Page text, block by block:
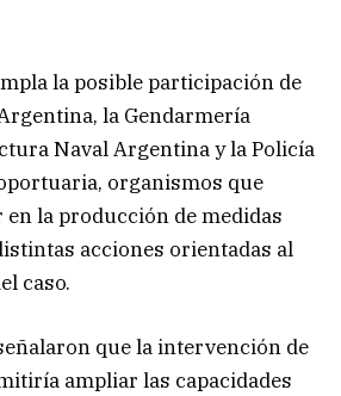
la posible participación de
la Gendarmería
Naval Argentina y la Policía
organismos que
la producción de medidas
acciones orientadas al
caso.
que la intervención de
ampliar las capacidades